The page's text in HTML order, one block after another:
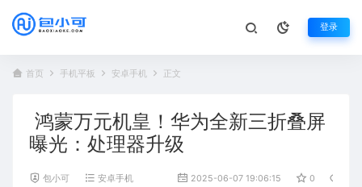
登录
首页 手机平板 安卓手机 正文
鸿蒙万元机皇！华为全新三折叠屏
曝光：处理器升级
包小可 安卓手机 2025-06-07 19:06:15 0